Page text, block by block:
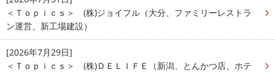
＜Ｔｏｐｉｃｓ＞ (株)ジョイフル（大分、ファミリーレストラ
ン運営、新工場建設）
[2026年7月29日]
＜Ｔｏｐｉｃｓ＞ (株)ＤＥＬＩＦＥ（新潟、とんかつ店、ホテ